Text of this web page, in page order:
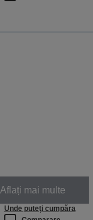
Aflați mai multe
Unde puteți cumpăra